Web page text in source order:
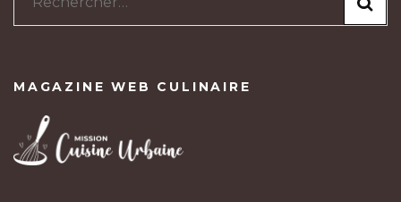
MAGAZINE WEB CULINAIRE